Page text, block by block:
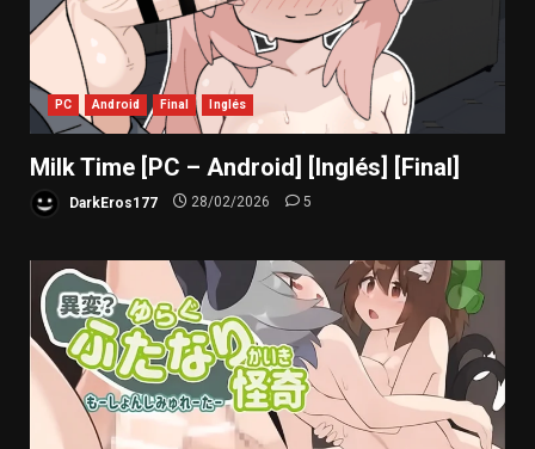
PC Android Final Inglés
Milk Time [PC – Android] [Inglés] [Final]
DarkEros177 28/02/2026 5